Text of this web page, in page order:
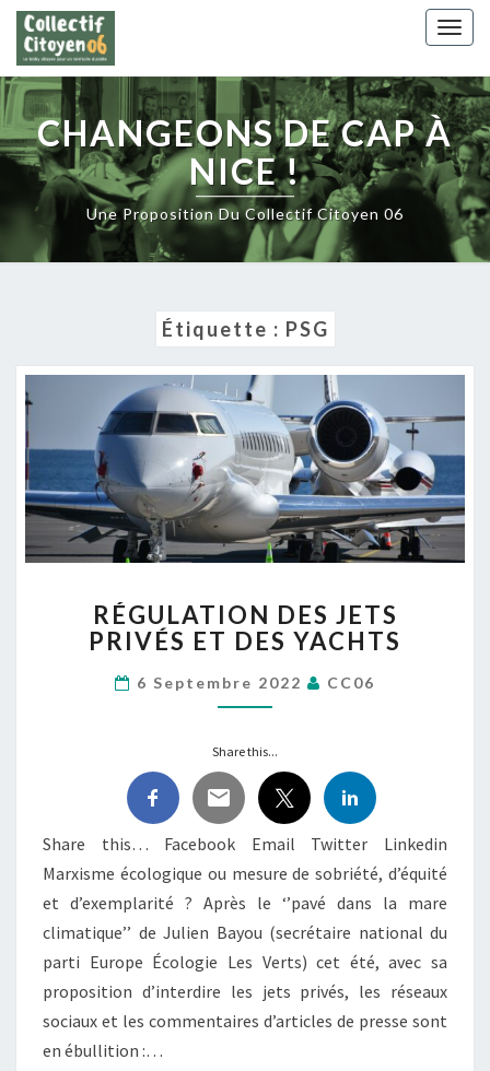
Skip
content
CHANGEONS DE CAP À
NICE !
Une Proposition Du Collectif Citoyen 06
Étiquette : PSG
DES
JETS
ET
DES
RÉGULATION DES JETS
PRIVÉS ET DES YACHTS
6 Septembre 2022 CC06
Share this...
Share this… Facebook Email Twitter Linkedin
Marxisme écologique ou mesure de sobriété, d’équité
et d’exemplarité ? Après le ‘’pavé dans la mare
climatique’’ de Julien Bayou (secrétaire national du
parti Europe Écologie Les Verts) cet été, avec sa
proposition d’interdire les jets privés, les réseaux
sociaux et les commentaires d’articles de presse sont
en ébullition :…